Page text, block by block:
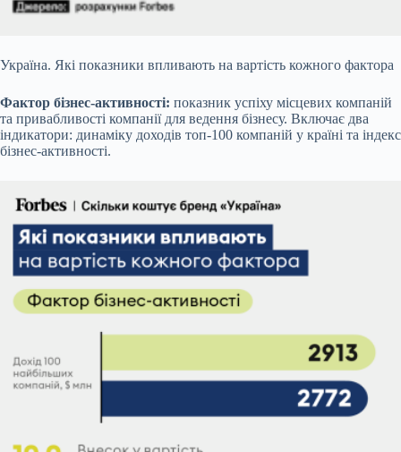
Україна. Які показники впливають на вартість кожного фактора
Фактор бізнес-активності: показник успіху місцевих компаній
та привабливості компанії для ведення бізнесу. Включає два
індикатори: динаміку доходів топ-100 компаній у країні та індекс
бізнес-активності.